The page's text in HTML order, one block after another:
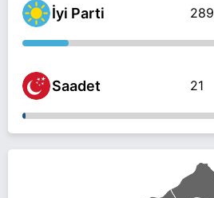
İyi Parti 289
Saadet 21